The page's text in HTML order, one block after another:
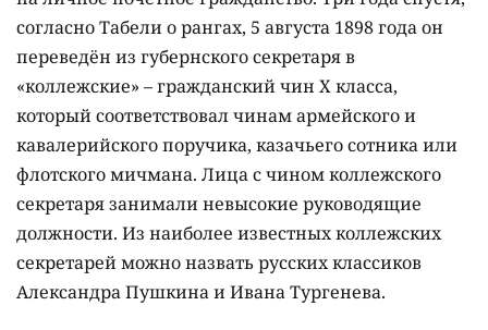
согласно Табели о рангах, 5 августа 1898 года он
переведён из губернского секретаря в
«коллежские» – гражданский чин X класса,
который соответствовал чинам армейского и
кавалерийского поручика, казачьего сотника или
флотского мичмана. Лица с чином коллежского
секретаря занимали невысокие руководящие
должности. Из наиболее известных коллежских
секретарей можно назвать русских классиков
Александра Пушкина и Ивана Тургенева.